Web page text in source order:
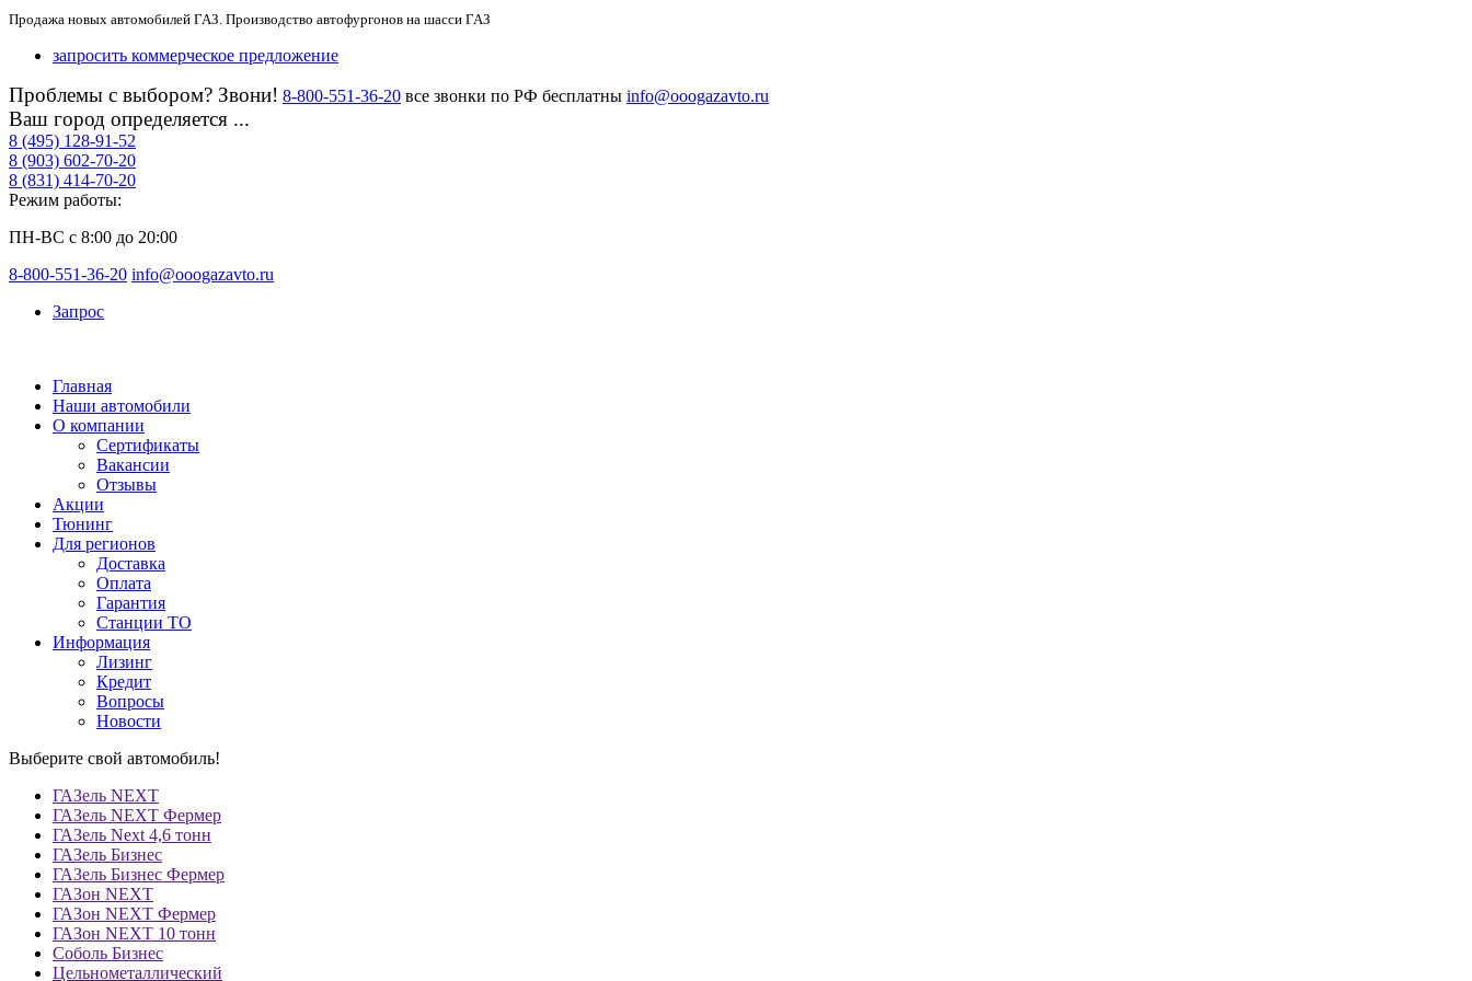
Продажа новых автомобилей ГАЗ. Производство автофургонов на шасси ГАЗ
запросить коммерческое предложение
Проблемы с выбором? Звони! 8-800-551-36-20 все звонки по РФ бесплатны info@ooogazavto.ru
Ваш город определяется ...
8 (495) 128-91-52
8 (903) 602-70-20
8 (831) 414-70-20
Режим работы:
ПН-ВС с 8:00 до 20:00
8-800-551-36-20 info@ooogazavto.ru
Запрос
Главная
Наши автомобили
О компании
Сертификаты
Вакансии
Отзывы
Акции
Тюнинг
Для регионов
Доставка
Оплата
Гарантия
Станции ТО
Информация
Лизинг
Кредит
Вопросы
Новости
Выберите свой автомобиль!
ГАЗель NEXT
ГАЗель NEXT Фермер
ГАЗель Next 4,6 тонн
ГАЗель Бизнес
ГАЗель Бизнес Фермер
ГАЗон NEXT
ГАЗон NEXT Фермер
ГАЗон NEXT 10 тонн
Соболь Бизнес
Цельнометаллический